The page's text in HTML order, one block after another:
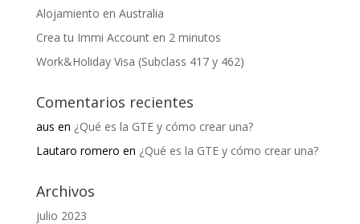
Alojamiento en Australia
Crea tu Immi Account en 2 minutos
Work&Holiday Visa (Subclass 417 y 462)
Comentarios recientes
aus en ¿Qué es la GTE y cómo crear una?
Lautaro romero en ¿Qué es la GTE y cómo crear una?
Archivos
julio 2023